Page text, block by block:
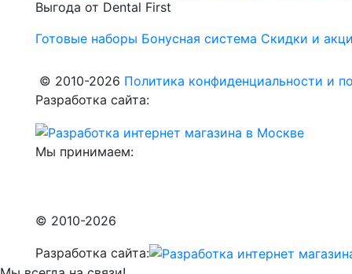
Выгода от Dental First
Готовые наборы Бонусная система Скидки и
© 2010-2026 Политика конфиденциальности и
Разработка сайта:
Мы принимаем:
© 2010-2026
Разработка сайта: